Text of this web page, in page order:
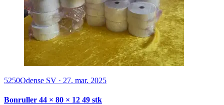
5250Odense SV · 27. mar. 2025
Bonruller 44 × 80 × 12 49 stk